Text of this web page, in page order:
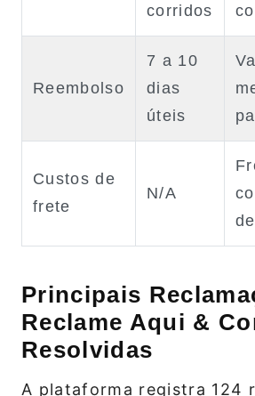
corridos
Reembolso
7 a 10
dias
úteis
Custos de
frete
N/A
Principais
Reclame Aqui &
Resolvidas
A plataforma registra 124